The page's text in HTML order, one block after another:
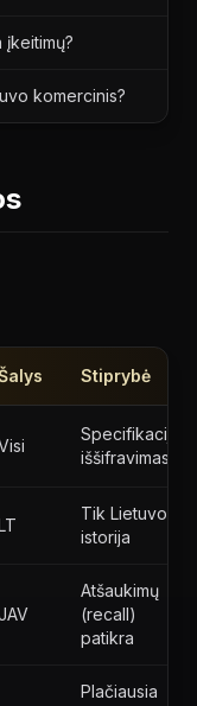
įkeitimų?
komercinis?
Stiprybė
Specifikacijų
iššifravimas
Tik Lietuvos
istorija
Atšaukimų
(recall)
patikra
Plačiausia